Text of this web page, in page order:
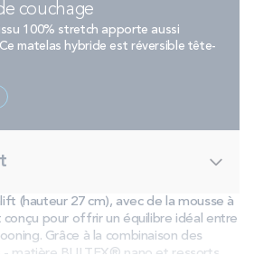
couchage
100% stretch apporte aussi
matelas hybride est réversible tête-
(hauteur 27 cm), avec de la mousse à
pour offrir un équilibre idéal entre
Grâce à la combinaison des
- matière BULTEX® nano et ressorts